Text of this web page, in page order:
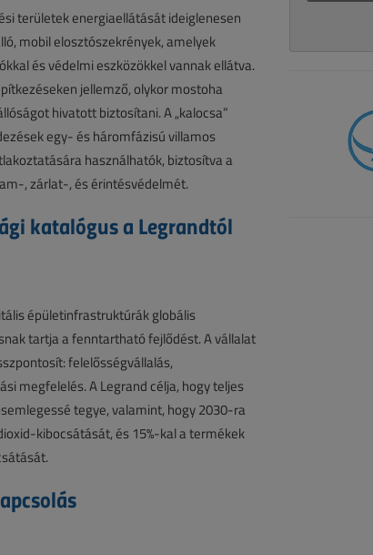
területek energiaellátását ideiglenesen
mobil elosztószekrények, amelyek
és védelmi eszközökkel vannak ellátva.
jellemző, olykor mostoha
hivatott biztosítani. A „kalocsa”
egy- és háromfázisú villamos
használhatók, biztosítva a
, zárlat-, és érintésvédelmét.
katalógus a Legrandtól
épületinfrastruktúrák globális
tartja a fenntartható fejlődést. A vállalat
felelősségvállalás,
megfelelés. A Legrand célja, hogy teljes
tegye, valamint, hogy 2030-ra
kibocsátását, és 15%-kal a termékek